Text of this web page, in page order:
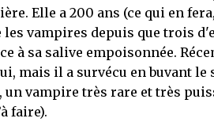
Elle a 200 ans (ce qui en
les vampires depuis que trois
à sa salive empoisonnée.
mais il a survécu en buvant le
un vampire très rare et très
faire).